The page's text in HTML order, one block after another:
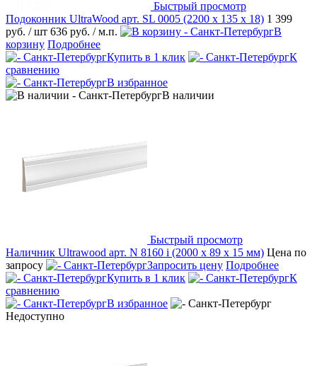
Быстрый просмотр
Подоконник UltraWood арт. SL 0005 (2200 х 135 х 18) 1 399
руб. / шт 636 руб. / м.п.
В
корзину Подробнее
Купить в 1 клик
К
сравнению
В избранное
В наличии
Быстрый просмотр
Наличник Ultrawood арт. N 8160 i (2000 х 89 х 15 мм) Цена по
запросу
Запросить цену Подробнее
Купить в 1 клик
К
сравнению
В избранное
Недоступно